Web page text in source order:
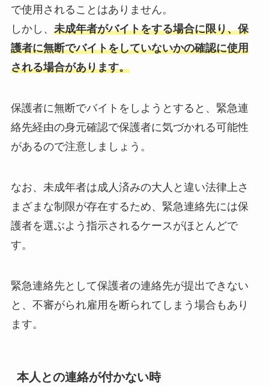
で使用されることはありません。
しかし、 未成年者がバイトをする場合に限り、保
護者に無断でバイトをしていないかの確認に使用
される場合があります。
保護者に無断でバイトをしようとすると、緊急連
絡先経由の身元確認で保護者に気づかれる可能性
があるので注意しましょう。
なお、未成年者は成人済みの大人と違い法律上さ
まざまな制限が存在するため、緊急連絡先には保
護者を選ぶよう指示されるケースがほとんどで
す。
緊急連絡先として保護者の連絡先が提出できない
と、不審がられ雇用を断られてしまう場合もあり
ます。
本人との連絡が付かない時